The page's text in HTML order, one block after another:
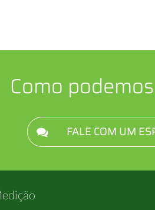
Como
FALE COM UM